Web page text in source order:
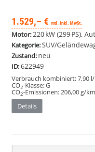
1.529,– € mtl. inkl. MwSt.
Motor:220 kW (299 PS),
Kategorie:SUV/
Zustand: neu
ID:622949
Verbrauch kombiniert:7,90
CO2-Klasse:G
CO2-Emissionen:206,00 g/km
Details